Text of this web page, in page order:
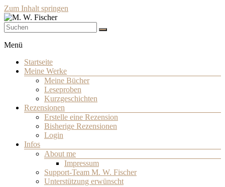
Zum Inhalt springen
Schriftsteller
Menü
Startseite
Meine Werke
Meine Bücher
Leseproben
Kurzgeschichten
Rezensionen
Erstelle eine Rezension
Bisherige Rezensionen
Login
Infos
About me
Impressum
Support-Team M. W. Fischer
Unterstützung erwünscht